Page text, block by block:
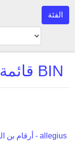
الفئة
allegius f c u debit قائمة BIN